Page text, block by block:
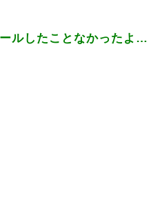
ルしたことなかったよ…